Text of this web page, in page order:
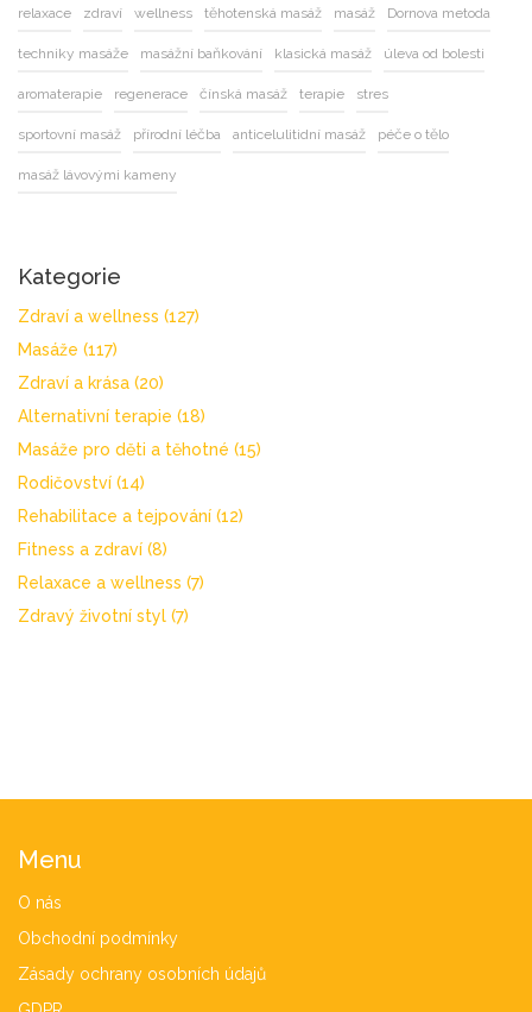
relaxace zdraví wellness těhotenská masáž masáž Dornova metoda
techniky masáže masážní baňkování klasická masáž úleva od bolesti
aromaterapie regenerace čínská masáž terapie stres
sportovní masáž přírodní léčba anticelulitidní masáž péče o tělo
masáž lávovými kameny
Kategorie
Zdraví a wellness (127)
Masáže (117)
Zdraví a krása (20)
Alternativní terapie (18)
Masáže pro děti a těhotné (15)
Rodičovství (14)
Rehabilitace a tejpování (12)
Fitness a zdraví (8)
Relaxace a wellness (7)
Zdravý životní styl (7)
Menu
O nás
Obchodní podmínky
Zásady ochrany osobních údajů